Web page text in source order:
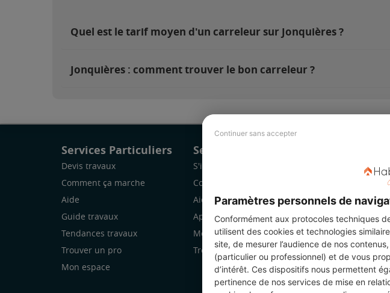
Continuer sans accepter
Paramètres personnels de
Conformément aux protocoles techniques
utilisent des cookies et technologies
site, de mesurer l’audience de nos
(particulier ou professionnel) et de vous
d’intérêt. Ces dispositifs nous permettent
pertinence de nos services de mise en
Quel est le tarif moyen d'un carreleur sur Jonquières ?
Jonquières : comment trouver le bon carreleur ?
Services Particuliers
Devis travaux
Comment ça marche
Aide
Guide travaux
Tendances travaux
Trouver un pro
Mon espace
Services Pro
S'inscrire
Comment ça marche
Aide
Application Mobile
Mon espace
Trouver des chantiers
Revue de presse